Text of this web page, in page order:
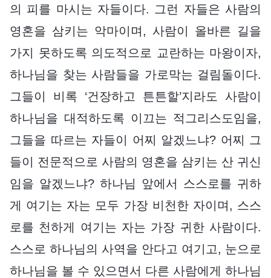
의 피를 마시는 자들이다. 그런 자들은 사람의
영혼을 삼키는 악마이며, 사람이 올바른 길을
가지 못하도록 의도적으로 교란하는 마왕이자,
하나님을 찾는 사람들을 가로막는 걸림돌이다.
그들이 비록 ‘건장하고 튼튼할’지라도 사람이
하나님을 대적하도록 이끄는 적그리스도임을,
그들을 따르는 자들이 어찌 알겠느냐? 어찌 그
들이 전문적으로 사람의 영혼을 삼키는 산 귀신
임을 알겠느냐? 하나님 앞에서 스스로를 귀하
게 여기는 자는 모두 가장 비천한 자이며, 스스
로를 천하게 여기는 자는 가장 귀한 사람이다.
스스로 하나님의 사역을 안다고 여기고, 눈으로
하나님을 볼 수 있으면서 다른 사람에게 하나님